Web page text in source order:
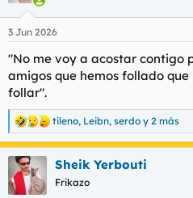
3 Jun 2026
"No me voy a acostar contigo
amigos que hemos follado
follar".
R
e
a
c
c
i
tileno, Leibn, serdo y 2 más
Sheik Yerbouti
Frikazo